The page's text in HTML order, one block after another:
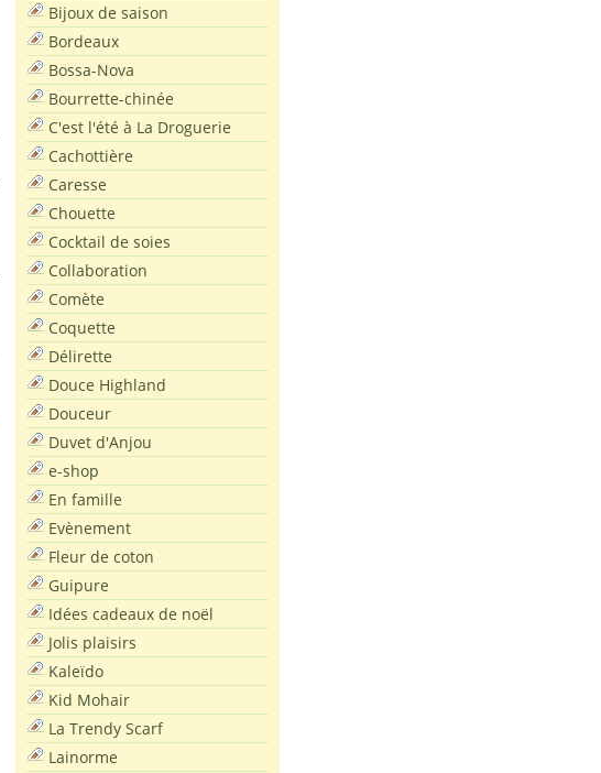
Bijoux de saison
Bordeaux
Bossa-Nova
Bourrette-chinée
C'est l'été à La Droguerie
Cachottière
Caresse
Chouette
Cocktail de soies
Collaboration
Comète
Coquette
Délirette
Douce Highland
Douceur
Duvet d'Anjou
e-shop
En famille
Evènement
Fleur de coton
Guipure
Idées cadeaux de noël
Jolis plaisirs
Kaleïdo
Kid Mohair
La Trendy Scarf
Lainorme